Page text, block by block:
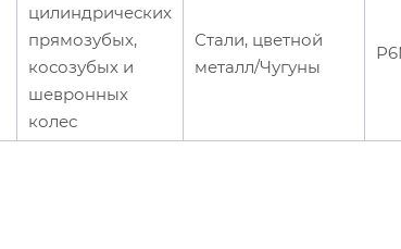
цилиндрических
прямозубых,
косозубых и
шевронных
колес
Стали, цветной
металл/Чугуны